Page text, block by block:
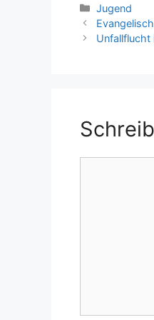
Kategorien
Jugend
Unfallflucht